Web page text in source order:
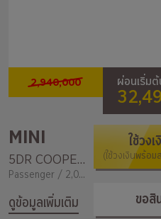
2,940,000 ผ่อนเริ่ม
MINI
5DR COOPER S RHD (60 Years Editon)
Passenger / 2,000
ดูข้อมูลเพิ่มเติม
ใช้วง
(ใช้วงเงินพร้อม
ขอสิ